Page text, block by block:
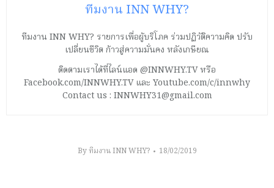
ทีมงาน INN WHY?
ทีมงาน INN WHY? รายการเพื่อผู้บริโภค ร่วมปฏิวัติความคิด ปรับ
เปลี่ยนชีวิต ก้าวสู่ความมั่นคง หลังเกษียณ
ติดตามเราได้ที่ไลน์แอด @INNWHY.TV หรือ
Facebook.com/INNWHY.TV และ Youtube.com/c/innwhy
Contact us : INNWHY31@gmail.com
Byทีมงาน INN WHY? 18/02/2019